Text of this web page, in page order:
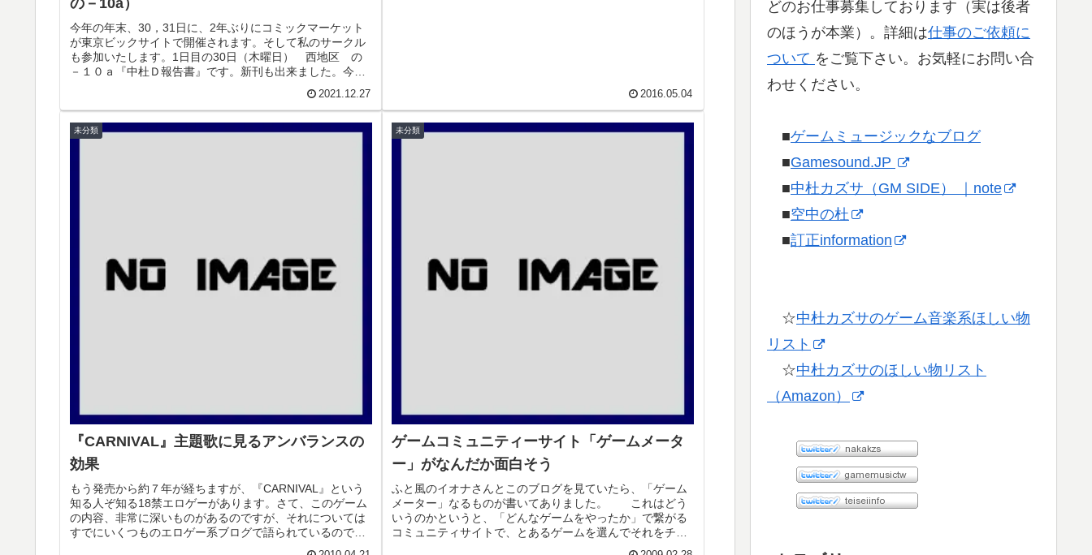
の－10a）
今年の年末、30，31日に、2年ぶりにコミックマーケット
が東京ビックサイトで開催されます。そして私のサークル
も参加いたします。1日目の30日（木曜日） 西地区 の
－１０ａ『中杜Ｄ報告書』です。新刊も出来ました。今回
2021.12.27 2016.05.04
未分類
『CARNIVAL』主題歌に見るアンバランスの
効果
もう発売から約７年が経ちますが、『CARNIVAL』という
知る人ぞ知る18禁エロゲーがあります。さて、このゲーム
の内容、非常に深いものがあるのですが、それについては
すでにいくつものエロゲー系ブログで語られているのでこ
未分類
ゲームコミュニティーサイト「ゲームメータ
ー」がなんだか面白そう
ふと風のイオナさんとこのブログを見ていたら、「ゲーム
メーター」なるものが書いてありました。 これはどう
いうのかというと、「どんなゲームをやったか」で繋がる
コミュニティサイトで、とあるゲームを選んでそれをチェ
どのお仕事募集しております（実は後者
のほうが本業）。詳細は仕事のご依頼に
ついて をご覧下さい。お気軽にお問い合
わせください。
■ゲームミュージックなブログ
■Gamesound.JP
■中杜カズサ（GM SIDE） ｜note
■空中の杜
■訂正information
☆中杜カズサのゲーム音楽系ほしい物
リスト
☆中杜カズサのほしい物リスト
（Amazon）